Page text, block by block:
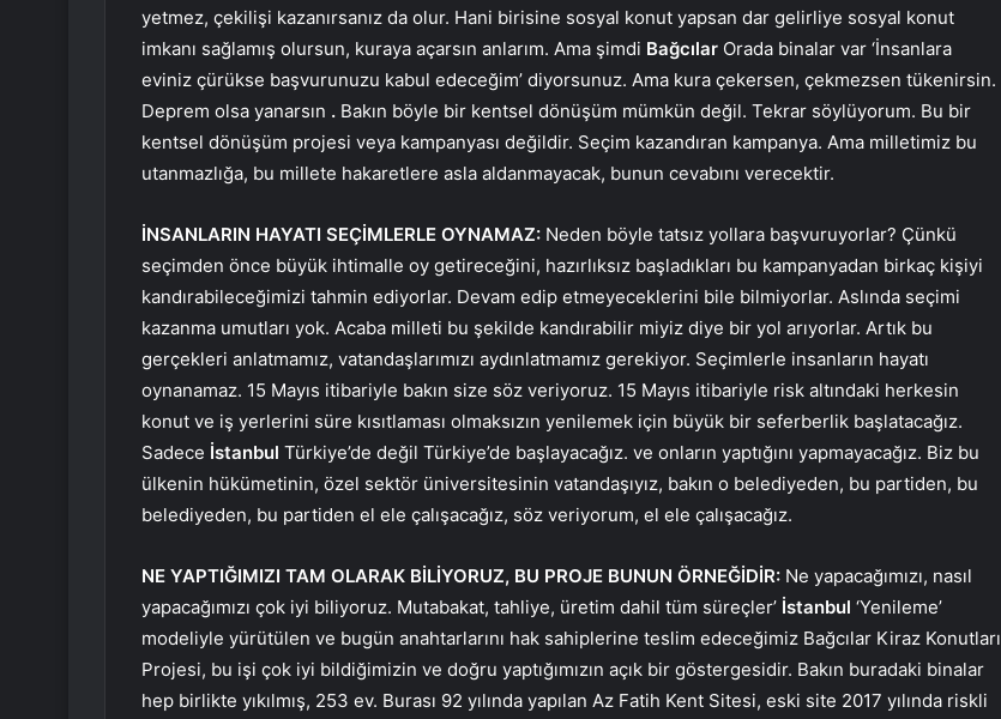
yetmez, çekilişi kazanırsanız da olur. Hani birisine sosyal konut yapsan dar gelirliye sosyal konut
imkanı sağlamış olursun, kuraya açarsın anlarım. Ama şimdi Bağcılar Orada binalar var ‘İnsanlara
eviniz çürükse başvurunuzu kabul edeceğim’ diyorsunuz. Ama kura çekersen, çekmezsen tükenirsin.
Deprem olsa yanarsın . Bakın böyle bir kentsel dönüşüm mümkün değil. Tekrar söylüyorum. Bu bir
kentsel dönüşüm projesi veya kampanyası değildir. Seçim kazandıran kampanya. Ama milletimiz bu
utanmazlığa, bu millete hakaretlere asla aldanmayacak, bunun cevabını verecektir.
İNSANLARIN HAYATI SEÇİMLERLE OYNAMAZ: Neden böyle tatsız yollara başvuruyorlar? Çünkü
seçimden önce büyük ihtimalle oy getireceğini, hazırlıksız başladıkları bu kampanyadan birkaç kişiyi
kandırabileceğimizi tahmin ediyorlar. Devam edip etmeyeceklerini bile bilmiyorlar. Aslında seçimi
kazanma umutları yok. Acaba milleti bu şekilde kandırabilir miyiz diye bir yol arıyorlar. Artık bu
gerçekleri anlatmamız, vatandaşlarımızı aydınlatmamız gerekiyor. Seçimlerle insanların hayatı
oynanamaz. 15 Mayıs itibariyle bakın size söz veriyoruz. 15 Mayıs itibariyle risk altındaki herkesin
konut ve iş yerlerini süre kısıtlaması olmaksızın yenilemek için büyük bir seferberlik başlatacağız.
Sadece İstanbul Türkiye’de değil Türkiye’de başlayacağız. ve onların yaptığını yapmayacağız. Biz bu
ülkenin hükümetinin, özel sektör üniversitesinin vatandaşıyız, bakın o belediyeden, bu partiden, bu
belediyeden, bu partiden el ele çalışacağız, söz veriyorum, el ele çalışacağız.
NE YAPTIĞIMIZI TAM OLARAK BİLİYORUZ, BU PROJE BUNUN ÖRNEĞİDİR: Ne yapacağımızı, nasıl
yapacağımızı çok iyi biliyoruz. Mutabakat, tahliye, üretim dahil tüm süreçler’ İstanbul ‘Yenileme’
modeliyle yürütülen ve bugün anahtarlarını hak sahiplerine teslim edeceğimiz Bağcılar Kiraz Konutları
Projesi, bu işi çok iyi bildiğimizin ve doğru yaptığımızın açık bir göstergesidir. Bakın buradaki binalar
hep birlikte yıkılmış, 253 ev. Burası 92 yılında yapılan Az Fatih Kent Sitesi, eski site 2017 yılında riskli